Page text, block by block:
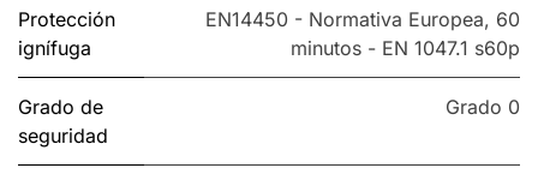
Protección
ignífuga
EN14450 - Normativa Europea, 60
minutos - EN 1047.1 s60p
Grado de
seguridad
Grado 0